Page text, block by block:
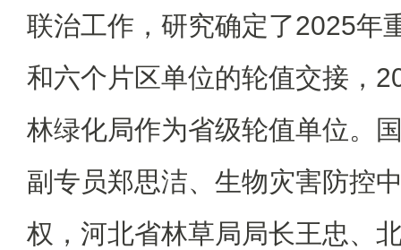
联治工作，研究确定了2025年
和六个片区单位的轮值交接，
林绿化局作为省级轮值单位。
副专员郑思洁、生物灾害防控
权，河北省林草局局长王忠、